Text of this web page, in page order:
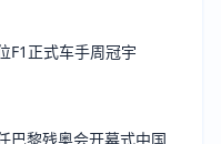
正式车手周冠宇
巴黎残奥会开幕式中国